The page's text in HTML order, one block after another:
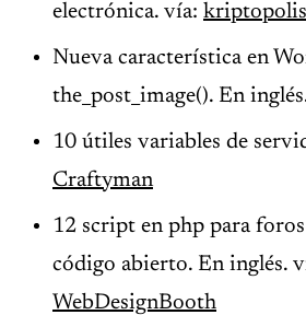
electrónica. vía: kriptopolis
Nueva característica en
the_post_image(). En
10 útiles variables de
Craftyman
12 script en php para
código abierto. En inglés.
WebDesignBooth